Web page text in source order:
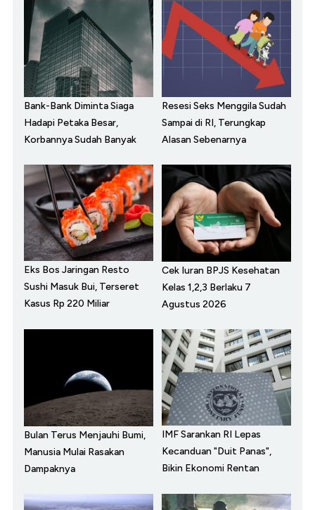
Bank-Bank Diminta Siaga
Hadapi Petaka Besar,
Korbannya Sudah Banyak
Resesi Seks Menggila Sudah
Sampai di RI, Terungkap
Alasan Sebenarnya
Eks Bos Jaringan Resto
Sushi Masuk Bui, Terseret
Kasus Rp 220 Miliar
Cek Iuran BPJS Kesehatan
Kelas 1,2,3 Berlaku 7
Agustus 2026
Bulan Terus Menjauhi Bumi,
Manusia Mulai Rasakan
Dampaknya
IMF Sarankan RI Lepas
Kecanduan "Duit Panas",
Bikin Ekonomi Rentan